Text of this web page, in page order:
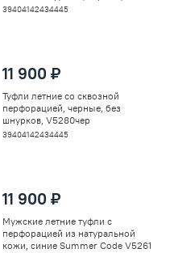
V5940
39404142434445
11 900 ₽
Туфли летние со сквозной
перфорацией, черные, без
шнурков, V5280чер
39404142434445
11 900 ₽
Мужские летние туфли с
перфорацией из натуральной
кожи, синие Summer Code V5261